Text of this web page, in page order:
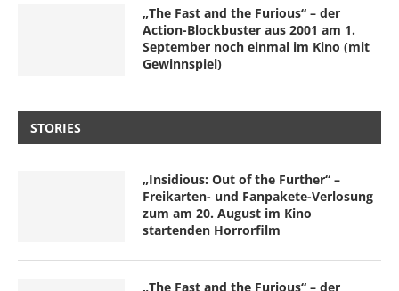
„The Fast and the Furious“ – der
Action-Blockbuster aus 2001 am 1.
September noch einmal im Kino (mit
Gewinnspiel)
STORIES
„Insidious: Out of the Further“ –
Freikarten- und Fanpakete-Verlosung
zum am 20. August im Kino
startenden Horrorfilm
„The Fast and the Furious“ – der